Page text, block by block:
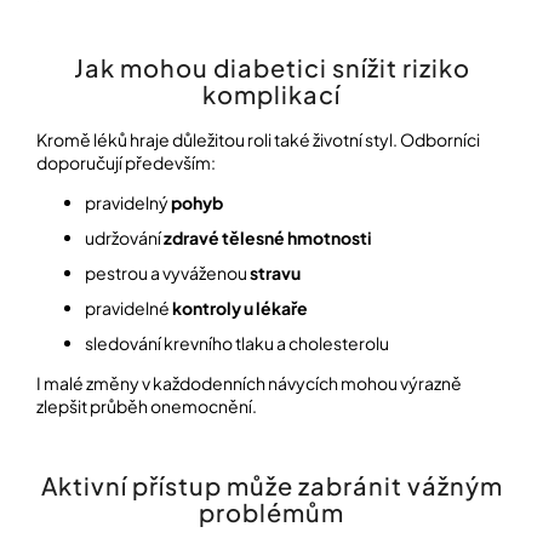
Jak mohou diabetici snížit riziko
komplikací
Kromě léků hraje důležitou roli také životní styl. Odborníci
doporučují především:
pravidelnýpohyb
udržovánízdravé tělesné hmotnosti
pestrou a vyváženoustravu
pravidelnékontroly u lékaře
sledování krevního tlaku a cholesterolu
I malé změny v každodenních návycích mohou výrazně
zlepšit průběh onemocnění.
Aktivní přístup může zabránit vážným
problémům